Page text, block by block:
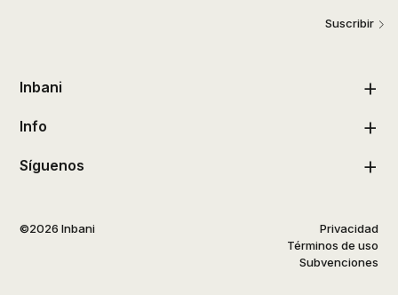
Suscribir
Inbani
Info
Síguenos
©2026 Inbani
Privacidad
Términos de uso
Subvenciones